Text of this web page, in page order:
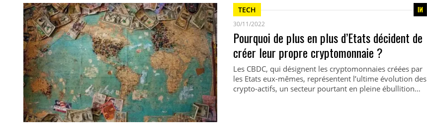
TECH
30/11/2022
Pourquoi de plus en plus d’Etats décident de
créer leur propre cryptomonnaie ?
Les CBDC, qui désignent les cryptomonnaies créées par
les Etats eux-mêmes, représentent l’ultime évolution des
crypto-actifs, un secteur pourtant en pleine ébullition…